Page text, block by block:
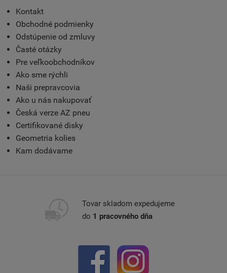
Kontakt
Obchodné podmienky
Odstúpenie od zmluvy
Časté otázky
Pre veľkoobchodníkov
Ako sme rýchli
Naši prepravcovia
Ako u nás nakupovať
Česká verze AZ pneu
Certifikované disky
Geometria kolies
Kam dodávame
Tovar skladom expedujeme
do 1 pracovného dňa